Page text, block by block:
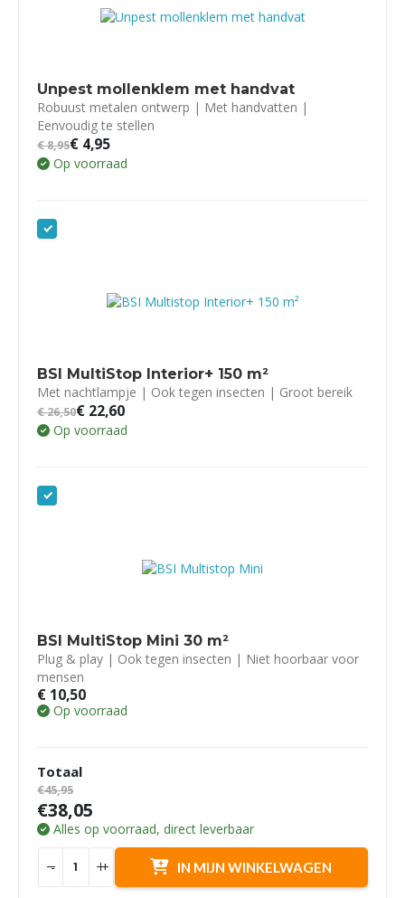
Unpest mollenklem met handvat
Robuust metalen ontwerp | Met handvatten |
Eenvoudig te stellen
€8,95€ 4,95
Op voorraad
BSI MultiStop Interior+ 150 m²
Met nachtlampje | Ook tegen insecten | Groot bereik
€26,50€ 22,60
Op voorraad
BSI MultiStop Mini 30 m²
Plug & play | Ook tegen insecten | Niet hoorbaar voor
mensen
€ 10,50
Op voorraad
Totaal
€45,95
€38,05
Alles op voorraad, direct leverbaar
- + IN MIJN WINKELWAGEN